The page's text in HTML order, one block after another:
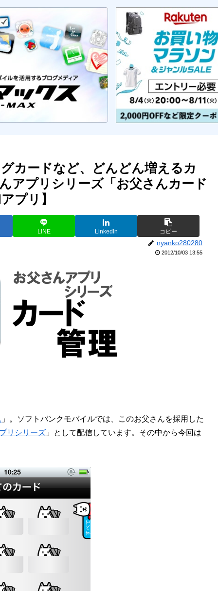
カードなど、どんどん増えるカ
アプリシリーズ「お父さんカード
プリ】
LINE LinkedIn コピー
nyanko280280
2012/10/03 13:55
」。ソフトバンクモバイルでは、このお父さんを採用した
リシリーズ 」として配信しています。その中から今回は